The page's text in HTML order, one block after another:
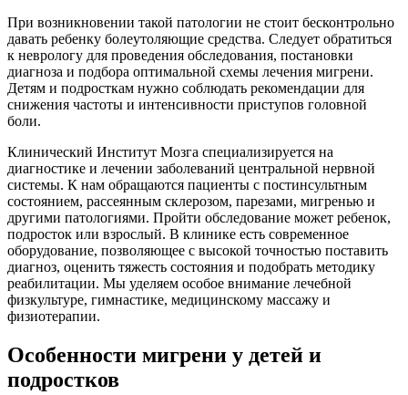
При возникновении такой патологии не стоит бесконтрольно
давать ребенку болеутоляющие средства. Следует обратиться
к неврологу для проведения обследования, постановки
диагноза и подбора оптимальной схемы лечения мигрени.
Детям и подросткам нужно соблюдать рекомендации для
снижения частоты и интенсивности приступов головной
боли.
Клинический Институт Мозга специализируется на
диагностике и лечении заболеваний центральной нервной
системы. К нам обращаются пациенты с постинсультным
состоянием, рассеянным склерозом, парезами, мигренью и
другими патологиями. Пройти обследование может ребенок,
подросток или взрослый. В клинике есть современное
оборудование, позволяющее с высокой точностью поставить
диагноз, оценить тяжесть состояния и подобрать методику
реабилитации. Мы уделяем особое внимание лечебной
физкультуре, гимнастике, медицинскому массажу и
физиотерапии.
Особенности мигрени у детей и
подростков